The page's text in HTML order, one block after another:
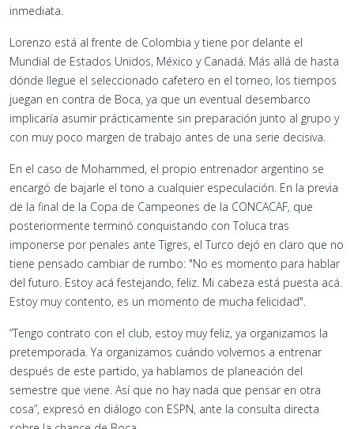
inmediata.
Lorenzo está al frente de Colombia y tiene por delante el
Mundial de Estados Unidos, México y Canadá. Más allá de hasta
dónde llegue el seleccionado cafetero en el torneo, los tiempos
juegan en contra de Boca, ya que un eventual desembarco
implicaría asumir prácticamente sin preparación junto al grupo y
con muy poco margen de trabajo antes de una serie decisiva.
En el caso de Mohammed, el propio entrenador argentino se
encargó de bajarle el tono a cualquier especulación. En la previa
de la final de la Copa de Campeones de la CONCACAF, que
posteriormente terminó conquistando con Toluca tras
imponerse por penales ante Tigres, el Turco dejó en claro que no
tiene pensado cambiar de rumbo: "No es momento para hablar
del futuro. Estoy acá festejando, feliz. Mi cabeza está puesta acá.
Estoy muy contento, es un momento de mucha felicidad".
“Tengo contrato con el club, estoy muy feliz, ya organizamos la
pretemporada. Ya organizamos cuándo volvemos a entrenar
después de este partido, ya hablamos de planeación del
semestre que viene. Así que no hay nada que pensar en otra
cosa”, expresó en diálogo con ESPN, ante la consulta directa